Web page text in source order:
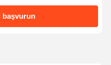
başvurun